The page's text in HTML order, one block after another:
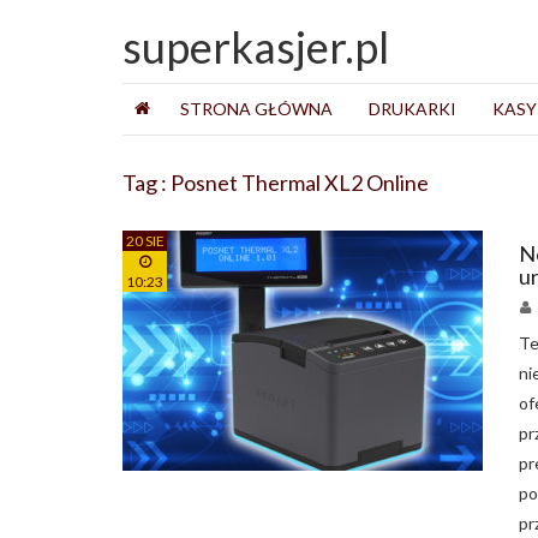
superkasjer.pl
STRONA GŁÓWNA DRUKARKI KASY
Tag : Posnet Thermal XL2 Online
20 SIE
10:23